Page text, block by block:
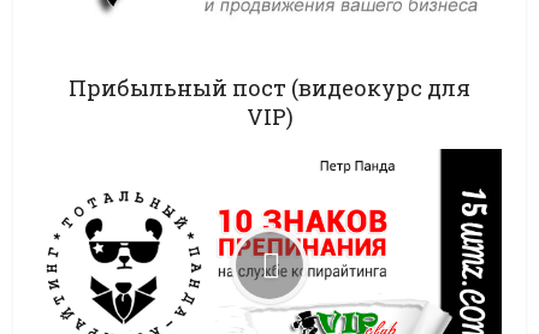
Прибыльный пост (видеокурс для
VIP)